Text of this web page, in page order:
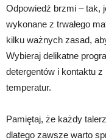
Odpowiedź brzmi – tak,
wykonane z trwałego
kilku ważnych zasad,
Wybieraj delikatne
detergentów i kontaktu
temperatur.
Pamiętaj, że każdy
dlatego zawsze warto